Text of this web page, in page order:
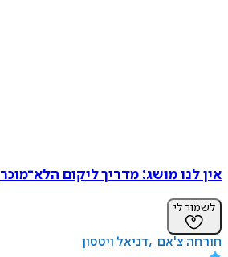
אין לנו מושג: מדריך ליקום הלא־מוכר
לשמור לי
חורחה צ'אם דניאל ויטסון